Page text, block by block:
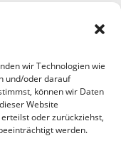
wir Technologien wie
und/oder darauf
können wir Daten
Website
oder zurückziehst,
werden.